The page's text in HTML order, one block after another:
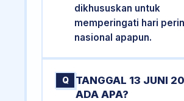
dikhususkan untuk
memperingati hari
nasional apapun.
Q
TANGGAL 13 JUNI
ADA APA?